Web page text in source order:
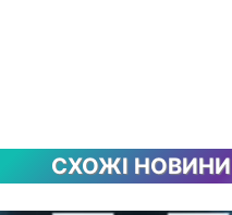
СХОЖІ НОВИНИ